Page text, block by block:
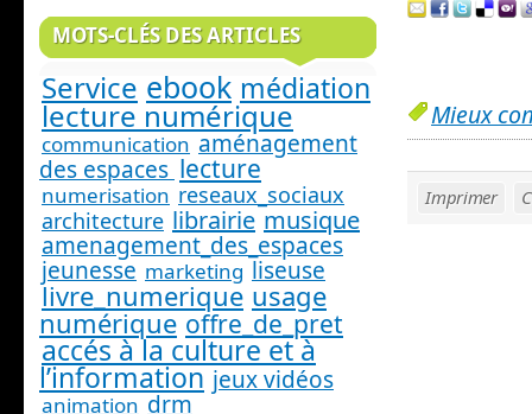
Mieux
Imprimer
MOTS-CLÉS DES ARTICLES
Service ebook médiation
lecture numérique
communication aménagement
des espaces lecture
numerisation reseaux_sociaux
architecture librairie musique
amenagement_des_espaces
jeunesse marketing liseuse
livre_numerique usage
numérique offre_de_pret
accés à la culture et à
l’information jeux vidéos
animation drm